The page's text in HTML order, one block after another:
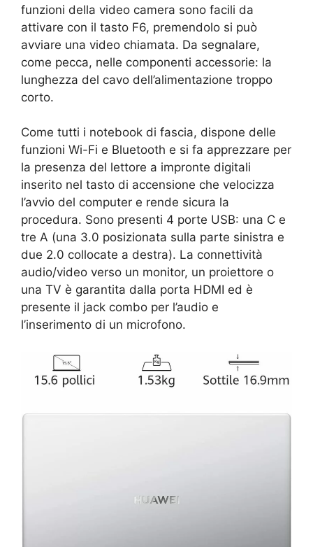
funzioni della video camera sono facili da
attivare con il tasto F6, premendolo si può
avviare una video chiamata. Da segnalare,
come pecca, nelle componenti accessorie: la
lunghezza del cavo dell’alimentazione troppo
corto.
Come tutti i notebook di fascia, dispone delle
funzioni Wi-Fi e Bluetooth e si fa apprezzare per
la presenza del lettore a impronte digitali
inserito nel tasto di accensione che velocizza
l’avvio del computer e rende sicura la
procedura. Sono presenti 4 porte USB: una C e
tre A (una 3.0 posizionata sulla parte sinistra e
due 2.0 collocate a destra). La connettività
audio/video verso un monitor, un proiettore o
una TV è garantita dalla porta HDMI ed è
presente il jack combo per l’audio e
l’inserimento di un microfono.